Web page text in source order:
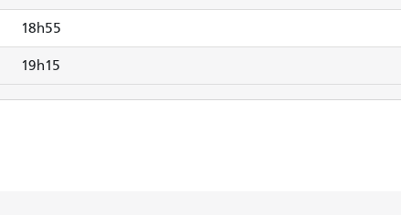
18h55
19h15